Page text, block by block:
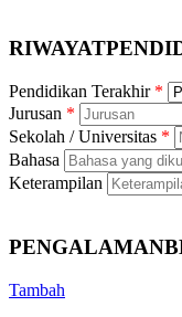
RIWAYAT
Pendidikan Terakhir
Jurusan
Sekolah / Universitas
Bahasa
Keterampilan
PENGALAMAN
Tambah